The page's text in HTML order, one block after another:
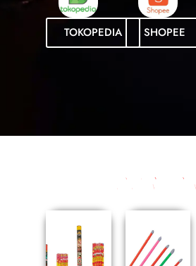
TOKOPEDIA SHOPEE
KATEGORI